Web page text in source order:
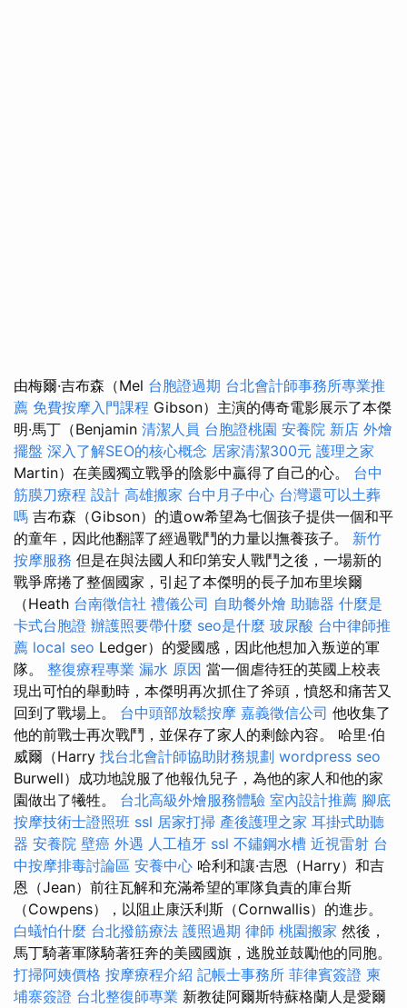
由梅爾·吉布森（Mel 台胞證過期 台北會計師事務所專業推
薦 免費按摩入門課程 Gibson）主演的傳奇電影展示了本傑
明·馬丁（Benjamin 清潔人員 台胞證桃園 安養院 新店 外燴
擺盤 深入了解SEO的核心概念 居家清潔300元 護理之家
Martin）在美國獨立戰爭的陰影中贏得了自己的心。 台中
筋膜刀療程 設計 高雄搬家 台中月子中心 台灣還可以土葬
嗎 吉布森（Gibson）的遺ow希望為七個孩子提供一個和平
的童年，因此他翻譯了經過戰鬥的力量以撫養孩子。 新竹
按摩服務 但是在與法國人和印第安人戰鬥之後，一場新的
戰爭席捲了整個國家，引起了本傑明的長子加布里埃爾
（Heath 台南徵信社 禮儀公司 自助餐外燴 助聽器 什麼是
卡式台胞證 辦護照要帶什麼 seo是什麼 玻尿酸 台中律師推
薦 local seo Ledger）的愛國感，因此他想加入叛逆的軍
隊。 整復療程專業 漏水 原因 當一個虐待狂的英國上校表
現出可怕的舉動時，本傑明再次抓住了斧頭，憤怒和痛苦又
回到了戰場上。 台中頭部放鬆按摩 嘉義徵信公司 他收集了
他的前戰士再次戰鬥，並保存了家人的剩餘內容。 哈里·伯
威爾（Harry 找台北會計師協助財務規劃 wordpress seo
Burwell）成功地說服了他報仇兒子，為他的家人和他的家
園做出了犧牲。 台北高級外燴服務體驗 室內設計推薦 腳底
按摩技術士證照班 ssl 居家打掃 產後護理之家 耳掛式助聽
器 安養院 壁癌 外遇 人工植牙 ssl 不鏽鋼水槽 近視雷射 台
中按摩排毒討論區 安養中心 哈利和讓·吉恩（Harry）和吉
恩（Jean）前往瓦解和充滿希望的軍隊負責的庫台斯
（Cowpens），以阻止康沃利斯（Cornwallis）的進步。
白蟻怕什麼 台北撥筋療法 護照過期 律師 桃園搬家 然後，
馬丁騎著軍隊騎著狂奔的美國國旗，逃脫並鼓勵他的同胞。
打掃阿姨價格 按摩療程介紹 記帳士事務所 菲律賓簽證 柬
埔寨簽證 台北整復師專業 新教徒阿爾斯特蘇格蘭人是愛爾